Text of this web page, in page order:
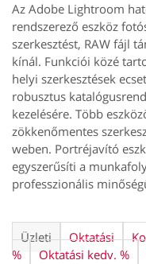
Az Adobe Lightroom
rendszerező eszköz
szerkesztést, RAW fájl
kínál. Funkciói közé
helyi szerkesztések
robusztus
kezelésére. Több
zökkenőmentes
weben. Portréjavító
egyszerűsíti a
professzionális
Üzleti Oktatási
%
Oktatási kedv. %